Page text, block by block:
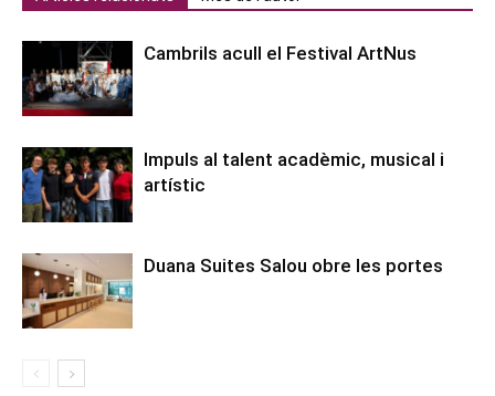
Cambrils acull el Festival ArtNus
Impuls al talent acadèmic, musical i
artístic
Duana Suites Salou obre les portes